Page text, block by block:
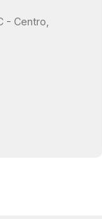
- Centro,